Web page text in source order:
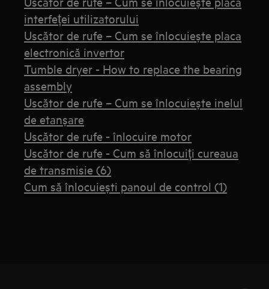
interfeței utilizatorului
Uscător de rufe – Cum se înlocuiește placa
electronică invertor
Tumble dryer - How to replace the bearing
assembly
Uscător de rufe – Cum se înlocuiește inelul
de etanșare
Uscător de rufe - înlocuire motor
Uscător de rufe - Cum să înlocuiți cureaua
de transmisie (6)
Cum să înlocuiești panoul de control (1)